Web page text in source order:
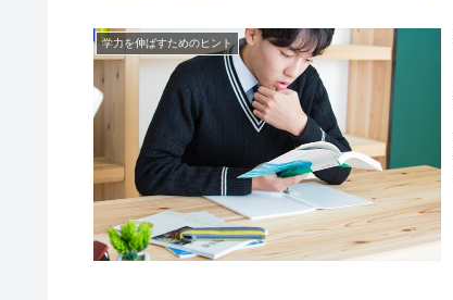
学力を伸ばすためのヒント